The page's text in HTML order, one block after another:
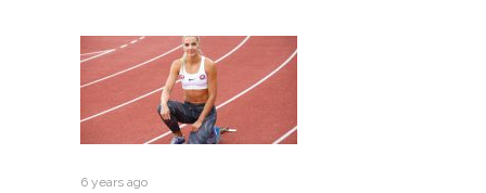
6 years ago